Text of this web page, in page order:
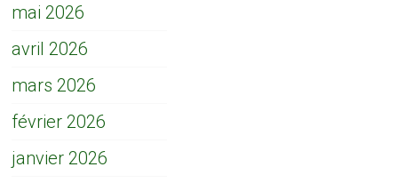
mai 2026
avril 2026
mars 2026
février 2026
janvier 2026